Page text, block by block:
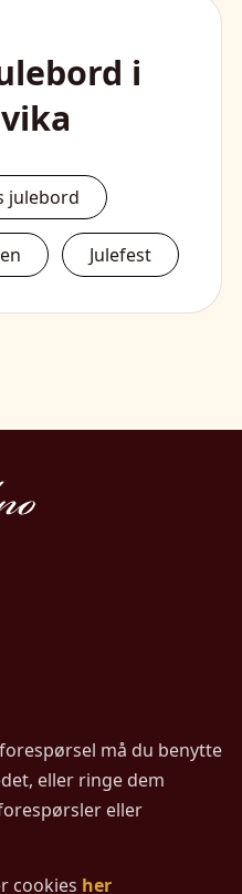
i
julebord
Julefest
må du benytte
eller ringe dem
eller
cookies her